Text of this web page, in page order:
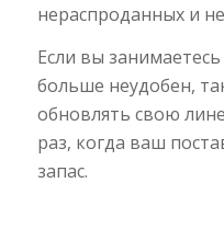
нераспроданных и
Если вы
больше неудобен,
обновлять свою
раз, когда ваш
запас.